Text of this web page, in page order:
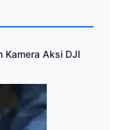
Kamera Aksi DJI